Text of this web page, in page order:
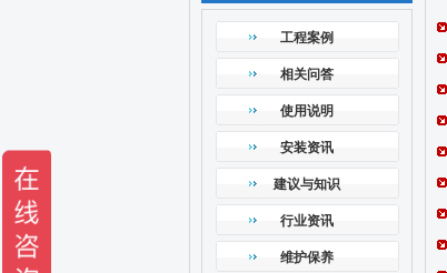
工程案例
相关问答
使用说明
安装资讯
建议与知识
行业资讯
维护保养